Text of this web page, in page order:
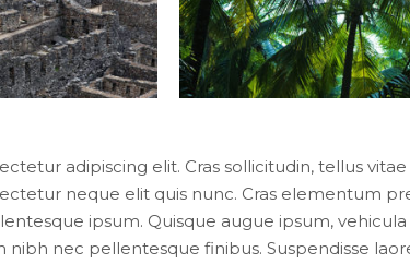
adipiscing elit. Cras sollicitudin, tellus
neque elit quis nunc. Cras elementum
ipsum. Quisque augue ipsum,
nec pellentesque finibus. Suspendisse